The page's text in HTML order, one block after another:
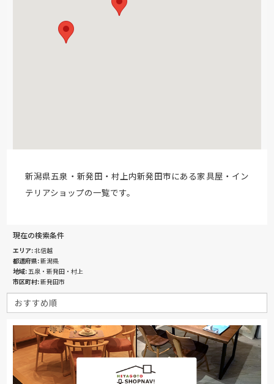
新潟県五泉・新発田・村上内新発田市にある家具屋・イン
テリアショップの一覧です。
現在の検索条件
エリア 北信越
都道府県 新潟県
地域 五泉・新発田・村上
市区町村 新発田市